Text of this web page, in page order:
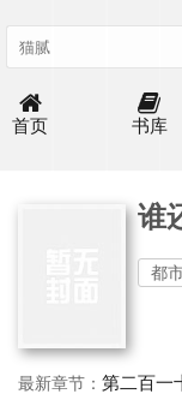
首页 书库
谁
都
最新章节： 第二百一